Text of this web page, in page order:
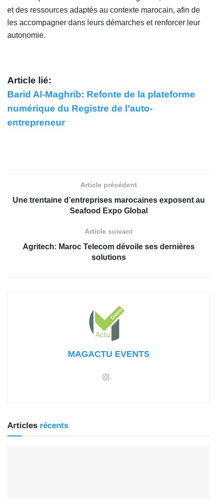
et des ressources adaptés au contexte marocain, afin de
les accompagner dans leurs démarches et renforcer leur
autonomie.
Article lié:
Barid Al-Maghrib: Refonte de la plateforme
numérique du Registre de l’auto-
entrepreneur
Article précédent
Une trentaine d’entreprises marocaines exposent au
Seafood Expo Global
Article suivant
Agritech: Maroc Telecom dévoile ses dernières
solutions
MAGACTU EVENTS
Articles récents